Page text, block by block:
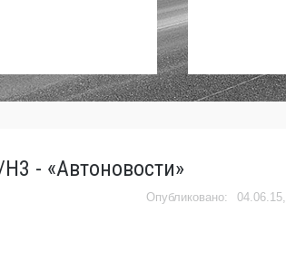
- «Автоновости»
04.06.15,